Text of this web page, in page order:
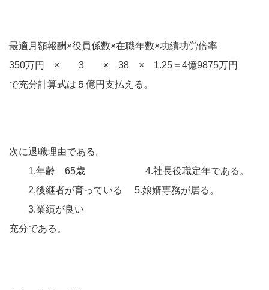
最適月額報酬×役員係数×在職年数×功績功労倍率
350万円 × 3 × 38 × 1.25＝4億9875万円
で充分計算式は５億円支払える。
次に退職理由である。
1.年齢 65歳 4.社長役職定年である。
2.後継者が育っている 5.娘婿専務が居る。
3.業績が良い
充分である。